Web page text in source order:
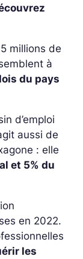
millions de
à
du pays
d’emploi
aussi de
: elle
et 5% du
en 2022.
les